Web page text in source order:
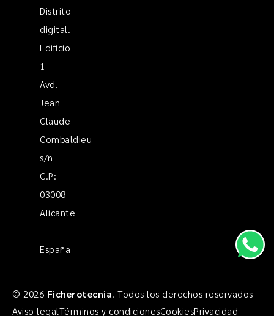
Distrito
digital.
Edificio
1
Avd.
Jean
Claude
Combaldieu
s/n
C.P:
03008
Alicante
–
España
© 2026 Ficherotecnia. Todos los derechos reservados
Aviso legalTérminos y condicionesCookiesPrivacidad